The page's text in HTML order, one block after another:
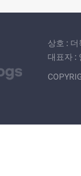
상호 : 더
대표자 :